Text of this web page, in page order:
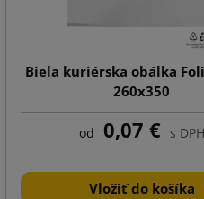
Biela kuriérska obálka
260x350
od 0,07 € s DPH
Vložiť do košíka